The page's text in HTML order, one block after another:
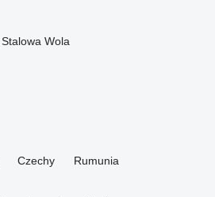
Stalowa Wola
Czechy
Rumunia